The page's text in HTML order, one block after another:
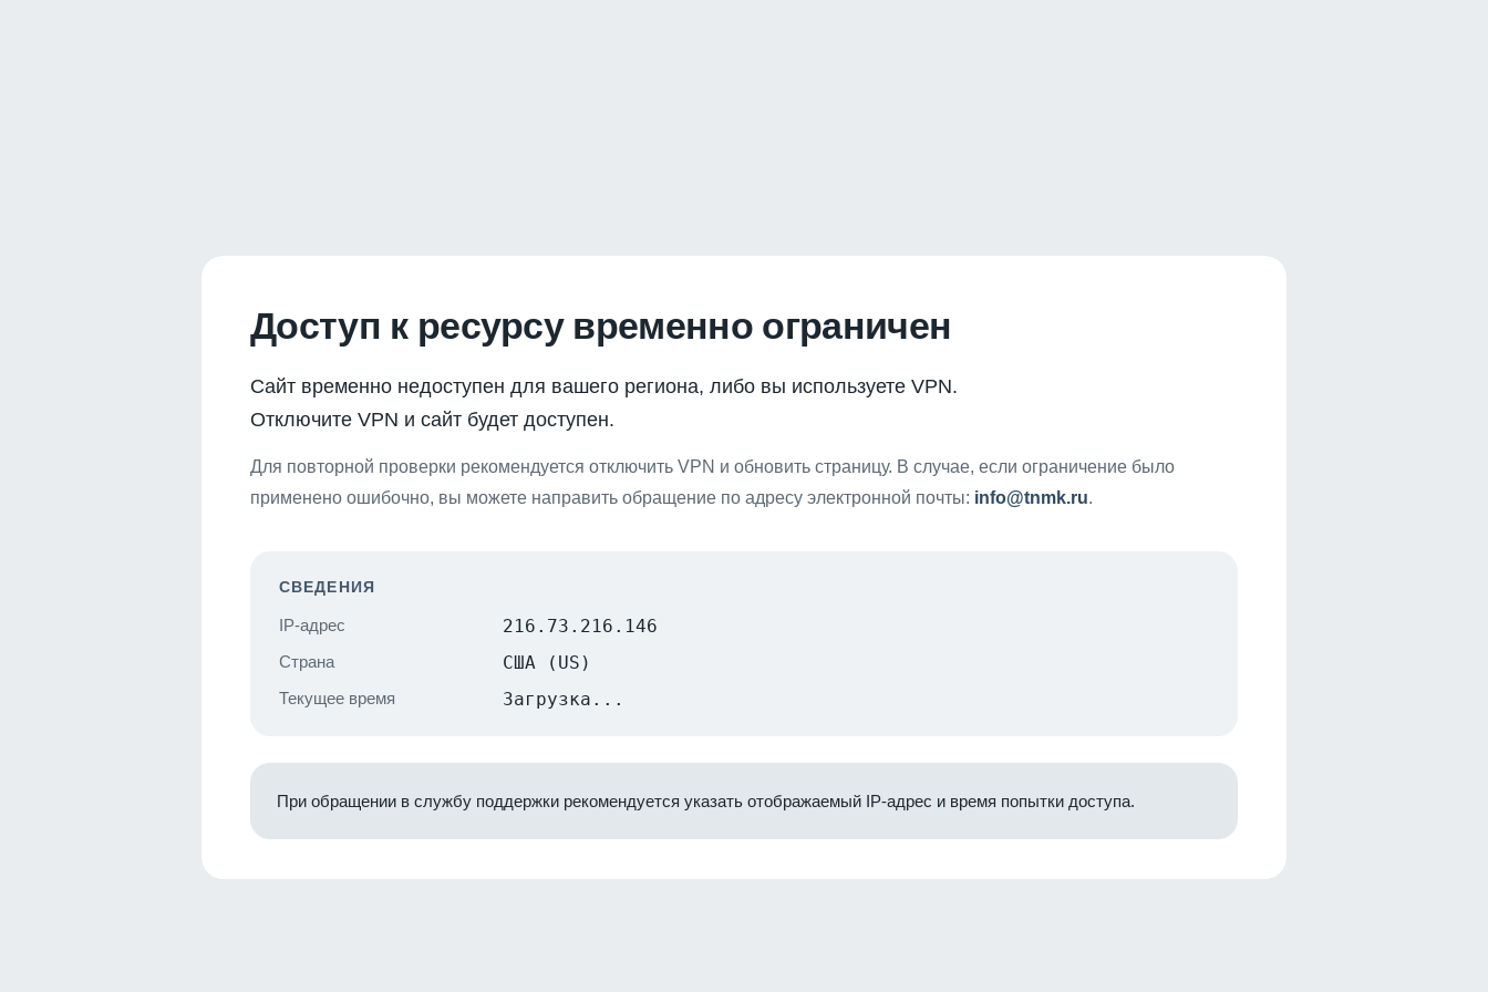
Доступ к ресурсу временно ограничен
Сайт временно недоступен для вашего региона, либо вы используете VPN.
Отключите VPN и сайт будет доступен.
Для повторной проверки рекомендуется отключить VPN и обновить страницу. В случае, если ограничение было
применено ошибочно, вы можете направить обращение по адресу электронной почты: info@tnmk.ru.
СВЕДЕНИЯ
IP-адрес 216.73.216.146
Страна США (US)
Текущее время Загрузка...
При обращении в службу поддержки рекомендуется указать отображаемый IP-адрес и время попытки доступа.